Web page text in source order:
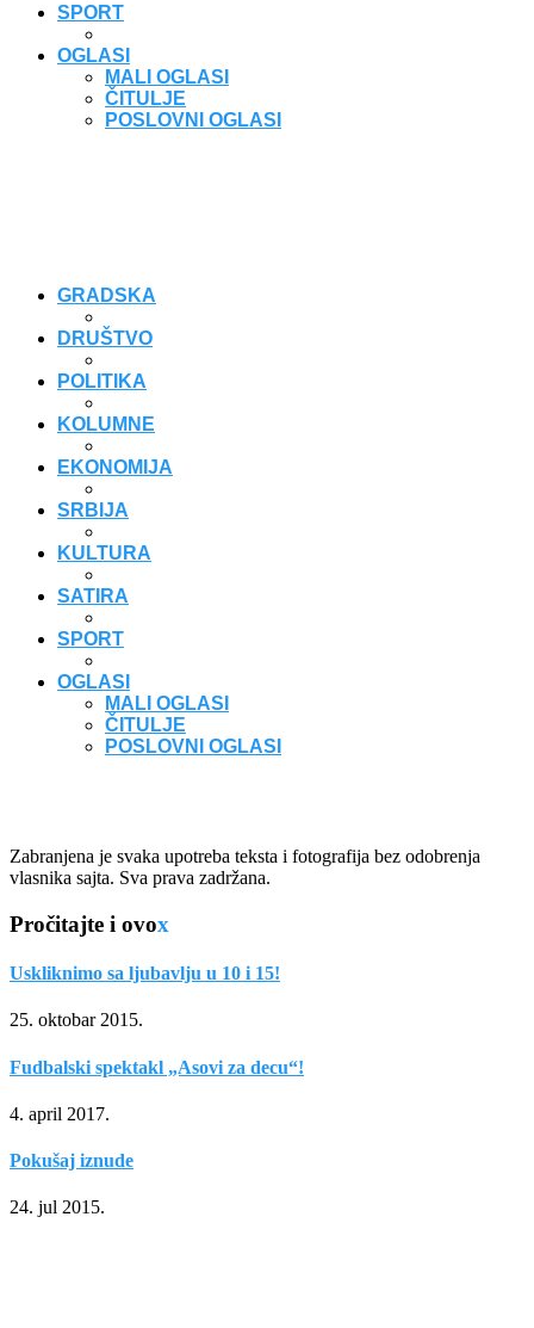
SPORT
OGLASI
MALI OGLASI
ČITULJE
POSLOVNI OGLASI
GRADSKA
DRUŠTVO
POLITIKA
KOLUMNE
EKONOMIJA
SRBIJA
KULTURA
SATIRA
SPORT
OGLASI
MALI OGLASI
ČITULJE
POSLOVNI OGLASI
Zabranjena je svaka upotreba teksta i fotografija bez odobrenja
vlasnika sajta. Sva prava zadržana.
Pročitajte i ovox
Uskliknimo sa ljubavlju u 10 i 15!
25. oktobar 2015.
Fudbalski spektakl „Asovi za decu“!
4. april 2017.
Pokušaj iznude
24. jul 2015.